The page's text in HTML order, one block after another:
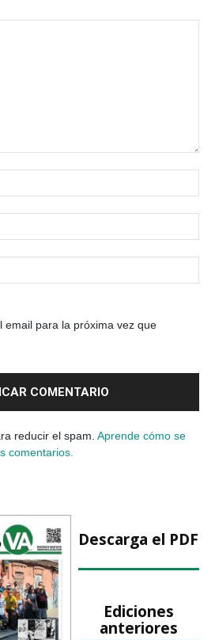
email para la próxima vez que
reducir el spam. Aprende cómo se
comentarios.
Descarga el PDF
Ediciones
anteriores